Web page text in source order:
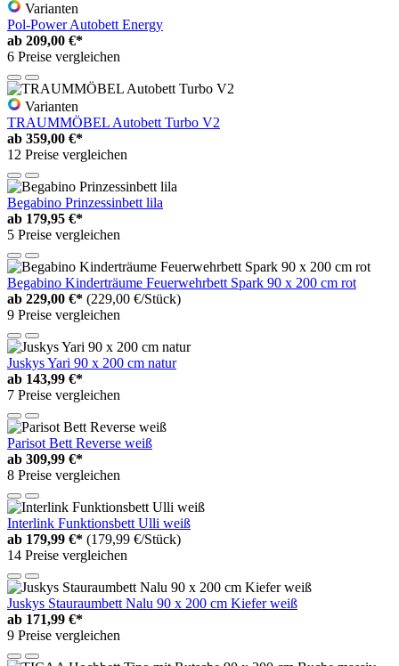
Varianten
Pol-Power Autobett Energy
ab 209,00 €*
6 Preise vergleichen
Varianten
TRAUMMÖBEL Autobett Turbo V2
ab 359,00 €*
12 Preise vergleichen
Begabino Prinzessinbett lila
ab 179,95 €*
5 Preise vergleichen
Begabino Kinderträume Feuerwehrbett Spark 90 x 200 cm rot
ab 229,00 €* (229,00 €/Stück)
9 Preise vergleichen
Juskys Yari 90 x 200 cm natur
ab 143,99 €*
7 Preise vergleichen
Parisot Bett Reverse weiß
ab 309,99 €*
8 Preise vergleichen
Interlink Funktionsbett Ulli weiß
ab 179,99 €* (179,99 €/Stück)
14 Preise vergleichen
Juskys Stauraumbett Nalu 90 x 200 cm Kiefer weiß
ab 171,99 €*
9 Preise vergleichen